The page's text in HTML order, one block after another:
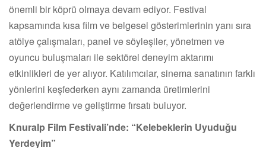
önemli bir köprü olmaya devam ediyor. Festival
kapsamında kısa film ve belgesel gösterimlerinin yanı sıra
atölye çalışmaları, panel ve söyleşiler, yönetmen ve
oyuncu buluşmaları ile sektörel deneyim aktarımı
etkinlikleri de yer alıyor. Katılımcılar, sinema sanatının farklı
yönlerini keşfederken aynı zamanda üretimlerini
değerlendirme ve geliştirme fırsatı buluyor.
Knuralp Film Festivali’nde: “Kelebeklerin Uyuduğu
Yerdeyim”